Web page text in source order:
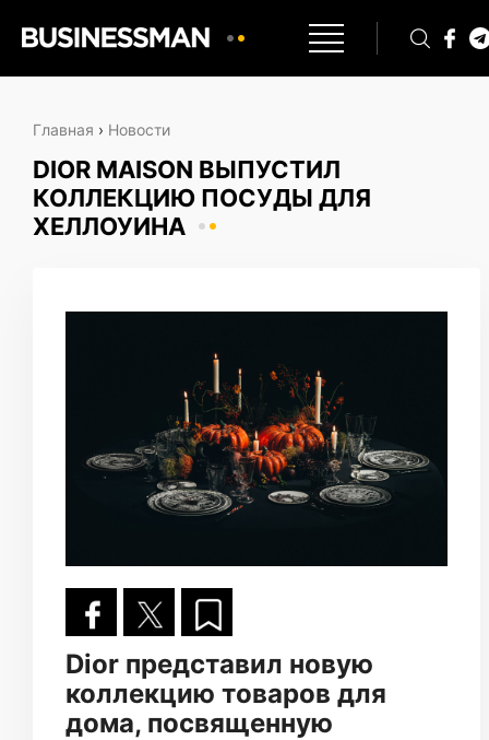
Главная › Новости
DIOR MAISON ВЫПУСТИЛ
КОЛЛЕКЦИЮ ПОСУДЫ ДЛЯ
ХЕЛЛОУИНА
Dior представил новую
коллекцию товаров для
дома, посвященную